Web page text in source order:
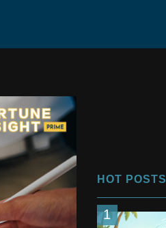
HOT POSTS
1